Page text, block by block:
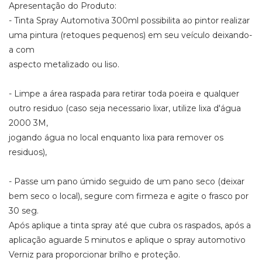
Apresentação do Produto:
- Tinta Spray Automotiva 300ml possibilita ao pintor realizar
uma pintura (retoques pequenos) em seu veículo deixando-
a com
aspecto metalizado ou liso.
- Limpe a área raspada para retirar toda poeira e qualquer
outro residuo (caso seja necessario lixar, utilize lixa d'água
2000 3M,
jogando água no local enquanto lixa para remover os
residuos),
- Passe um pano úmido seguido de um pano seco (deixar
bem seco o local), segure com firmeza e agite o frasco por
30 seg.
Após aplique a tinta spray até que cubra os raspados, após a
aplicação aguarde 5 minutos e aplique o spray automotivo
Verniz para proporcionar brilho e proteção.